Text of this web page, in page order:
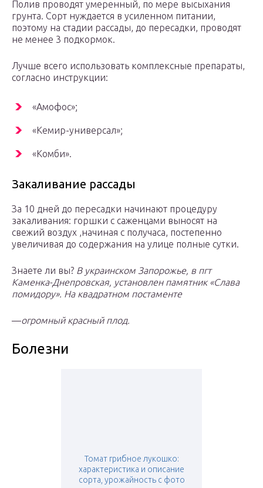
Полив проводят умеренный, по мере высыхания
грунта. Сорт нуждается в усиленном питании,
поэтому на стадии рассады, до пересадки, проводят
не менее 3 подкормок.
Лучше всего использовать комплексные препараты,
согласно инструкции:
«Амофос»;
«Кемир-универсал»;
«Комби».
Закаливание рассады
За 10 дней до пересадки начинают процедуру
закаливания: горшки с саженцами выносят на
свежий воздух ,начиная с получаса, постепенно
увеличивая до содержания на улице полные сутки.
Знаете ли вы? В украинском Запорожье, в пгт
Каменка-Днепровская, установлен памятник «Слава
помидору». На квадратном постаменте
—огромный красный плод.
Болезни
Томат грибное лукошко:
характеристика и описание
сорта, урожайность с фото